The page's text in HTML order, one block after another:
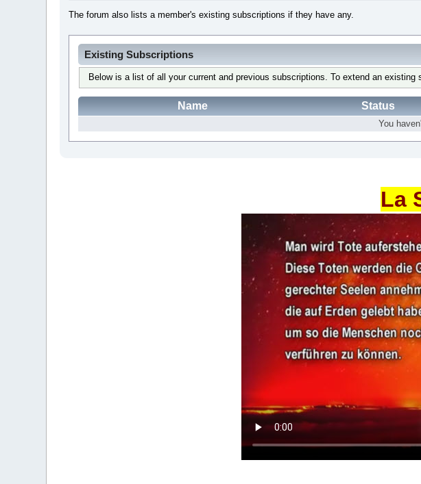
The forum also lists a member's existing subscriptions if they have any.
Existing Subscriptions
Below is a list of all your current and previous subscriptions. To extend an
Name Status
You
La